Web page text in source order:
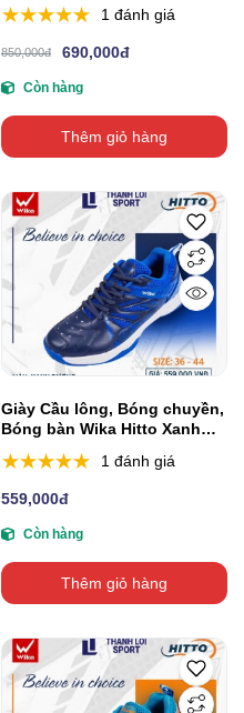
1 đánh giá
850,000đ 690,000đ
Còn hàng
Thêm giỏ hàng
Giày Cầu lông, Bóng chuyền,
Bóng bàn Wika Hitto Xanh
1 đánh giá
559,000đ
Còn hàng
Thêm giỏ hàng